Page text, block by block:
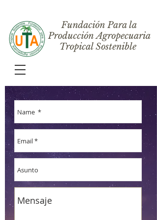
Fundación Para la
Producción Agropecuaria
Tropical Sostenible